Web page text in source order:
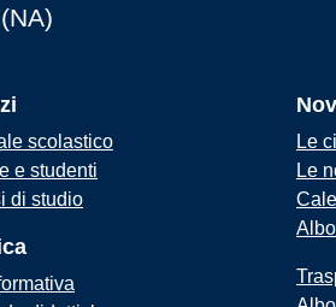
scolastico
e studenti
di studio
Le
Le